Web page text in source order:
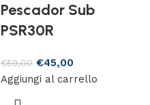
Pescador Sub
PSR30R
€59,00 €45,00
Aggiungi al carrello